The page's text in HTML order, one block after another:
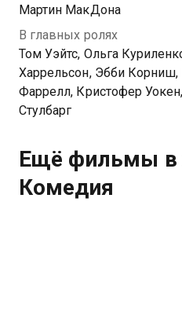
Мартин МакДона
В главных ролях
Том Уэйтс, Ольга
Харрельсон, Эбби
Фаррелл, Кристофер
Стулбарг
Ещё фильмы в
Комедия